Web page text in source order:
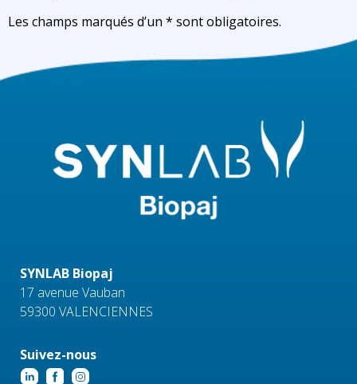
Les champs marqués d’un * sont obligatoires.
SYNLAB Biopaj
17 avenue Vauban
59300 VALENCIENNES
Suivez-nous